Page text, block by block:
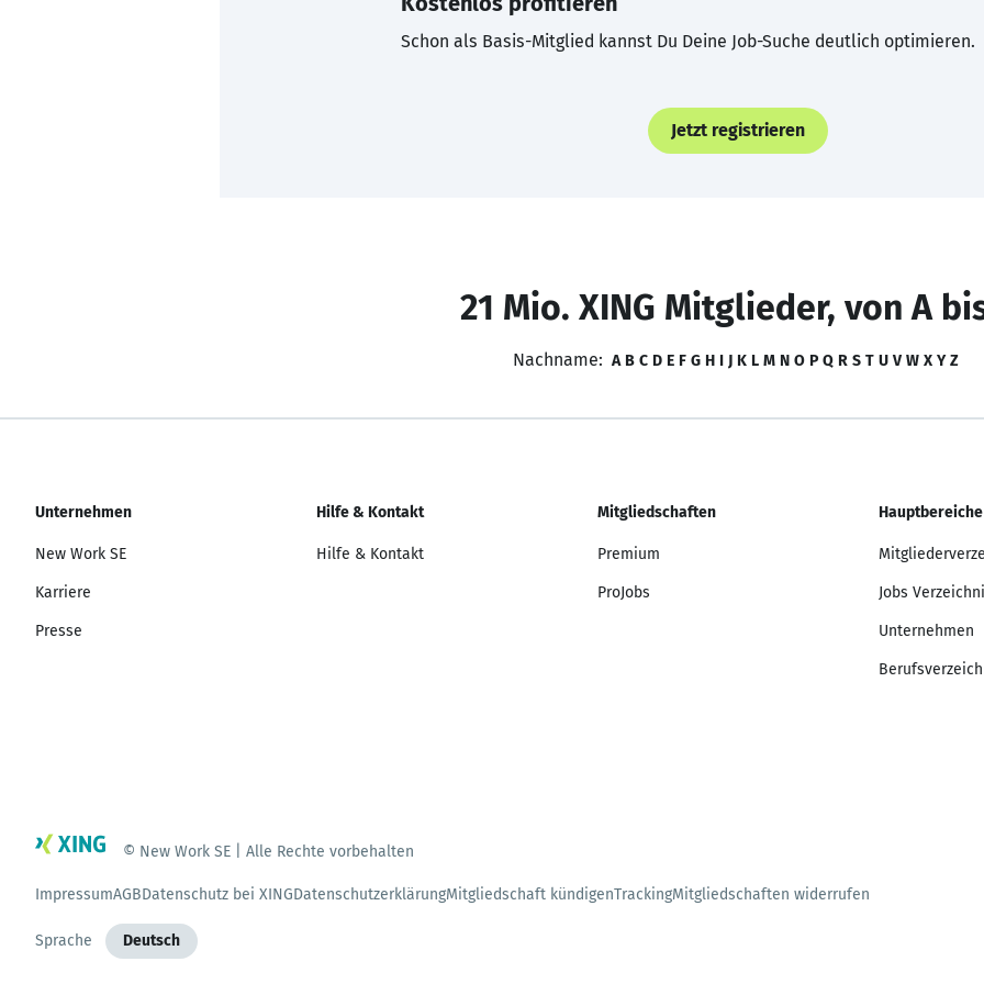
Schon als Basis-Mitglied kannst Du Deine Job-Suche deutlich optimieren.
Jetzt registrieren
21 Mio. XING Mitglieder, von A
Nachname: A B C D E F G H I J K L M N O P Q R S T U V W X Y Z
Unternehmen
New Work SE
Karriere
Presse
Hilfe & Kontakt
Hilfe & Kontakt
Mitgliedschaften
Premium
ProJobs
Hauptbereiche
Jobs
Unternehmen
© New Work SE | Alle Rechte vorbehalten
ImpressumAGBDatenschutz bei XINGDatenschutzerklärungMitgliedschaft kündigenTrackingMitgliedschaften widerrufen
Sprache Deutsch